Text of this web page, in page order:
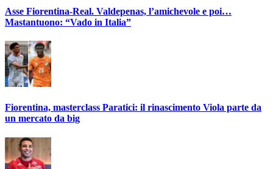
Asse Fiorentina-Real. Valdepenas, l’amichevole e poi…
Mastantuono: “Vado in Italia”
Fiorentina, masterclass Paratici: il rinascimento Viola parte da
un mercato da big